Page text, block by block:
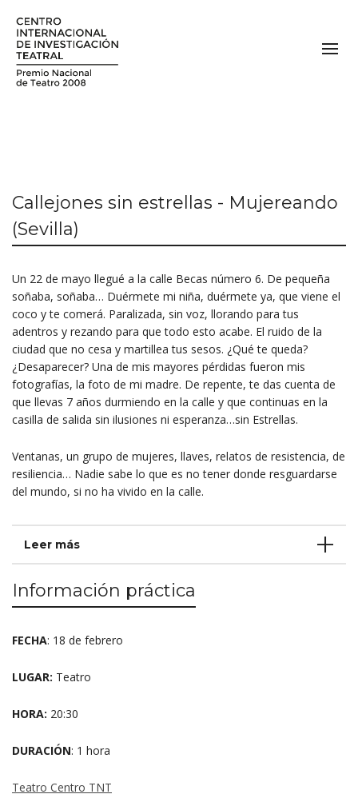
Callejones sin estrellas - Mujereando
(Sevilla)
Un 22 de mayo llegué a la calle Becas número 6. De pequeña
soñaba, soñaba… Duérmete mi niña, duérmete ya, que viene el
coco y te comerá. Paralizada, sin voz, llorando para tus
adentros y rezando para que todo esto acabe. El ruido de la
ciudad que no cesa y martillea tus sesos. ¿Qué te queda?
¿Desaparecer? Una de mis mayores pérdidas fueron mis
fotografías, la foto de mi madre. De repente, te das cuenta de
que llevas 7 años durmiendo en la calle y que continuas en la
casilla de salida sin ilusiones ni esperanza…sin Estrellas.
Ventanas, un grupo de mujeres, llaves, relatos de resistencia, de
resiliencia… Nadie sabe lo que es no tener donde resguardarse
del mundo, si no ha vivido en la calle.
Leer más
Información práctica
FECHA: 18 de febrero
LUGAR: Teatro
HORA: 20:30
DURACIÓN: 1 hora
Teatro Centro TNT